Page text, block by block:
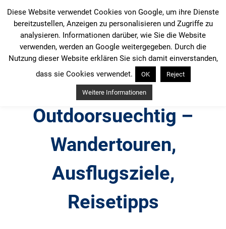
Inhalt
springen
Outdoorsuechtig –
Wandertouren,
Ausflugsziele,
Reisetipps
Diese Website verwendet Cookies von Google, um ihre Dienste
bereitzustellen, Anzeigen zu personalisieren und Zugriffe zu
analysieren. Informationen darüber, wie Sie die Website
verwenden, werden an Google weitergegeben. Durch die
Nutzung dieser Website erklären Sie sich damit einverstanden,
dass sie Cookies verwendet.
OK Reject
Weitere Informationen